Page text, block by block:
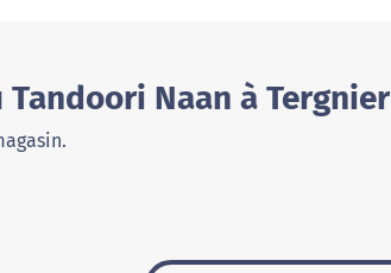
Naan à Tergnier